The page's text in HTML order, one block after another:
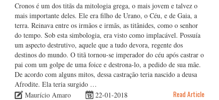
Cronos é um dos titãs da mitologia grega, o mais jovem e talvez o
mais importante deles. Ele era filho de Urano, o Céu, e de Gaia, a
terra. Reinava entre os irmãos e irmãs, as titânides, como o senhor
do tempo. Sob esta simbologia, era visto como implacável. Possuía
um aspecto destrutivo, aquele que a tudo devora, regente dos
destinos do mundo. O titã tornou-se imperador do céu após castrar o
pai com um golpe de uma foice e destrona-lo, a pedido de sua mãe.
De acordo com alguns mitos, dessa castração teria nascido a deusa
Afrodite. Ela teria surgido …
Maurício Amaro
22-01-2018 Read Article